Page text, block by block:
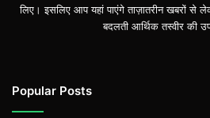
लिए। इसलिए आप यहां पाएंगे ताज़ातरीन खबरों से
बदलती आर्थिक तस्वीर की
Popular Posts